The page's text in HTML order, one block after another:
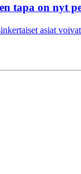
tapa on nyt
asiat